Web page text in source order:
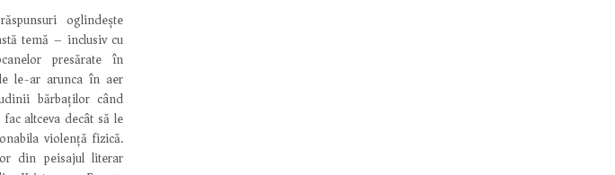
oglindește
temă – inclusiv cu
presărate în
le-ar arunca în aer
bărbaților când
altceva decât să le
violență fizică.
din peisajul literar